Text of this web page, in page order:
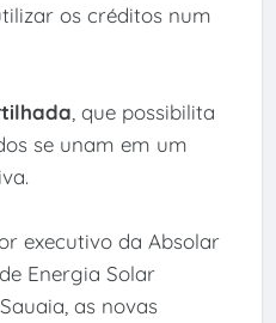
os créditos num
, que possibilita
se unam em um
executivo da Absolar
Energia Solar
as novas